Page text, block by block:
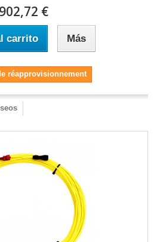
902,72 €
carrito Más
réapprovisionnement